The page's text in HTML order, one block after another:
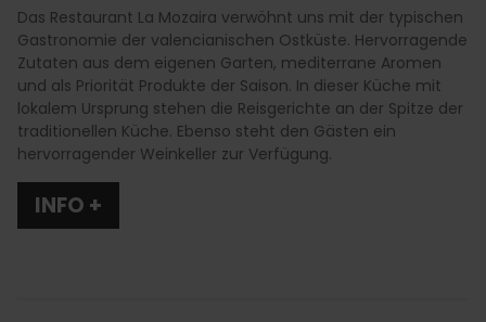
Das Restaurant La Mozaira verwöhnt uns mit der typischen
Gastronomie der valencianischen Ostküste. Hervorragende
Zutaten aus dem eigenen Garten, mediterrane Aromen
und als Priorität Produkte der Saison. In dieser Küche mit
lokalem Ursprung stehen die Reisgerichte an der Spitze der
traditionellen Küche. Ebenso steht den Gästen ein
hervorragender Weinkeller zur Verfügung.
INFO +